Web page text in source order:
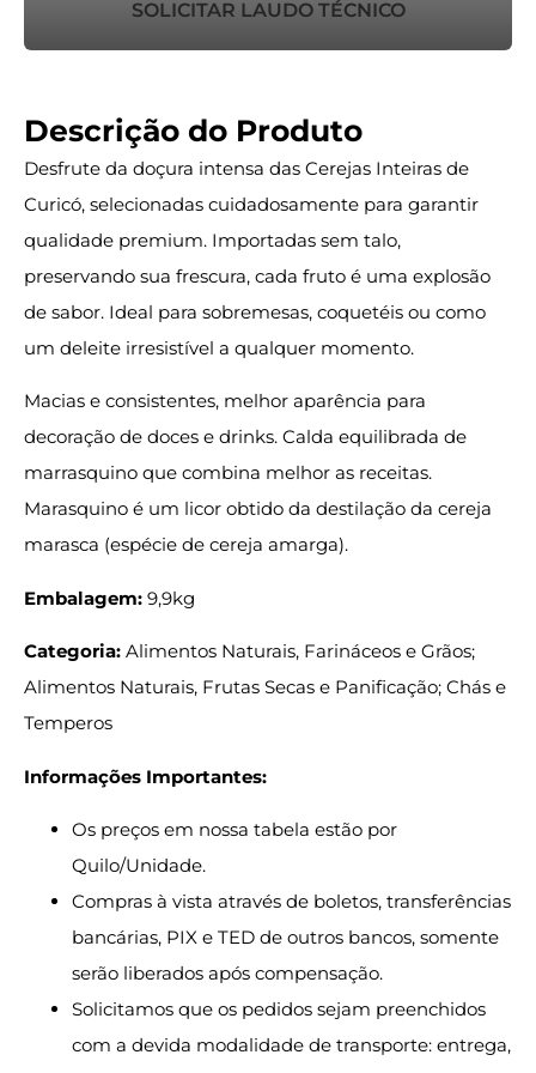
SOLICITAR LAUDO TÉCNICO
Descrição do Produto
Desfrute da doçura intensa das Cerejas Inteiras de
Curicó, selecionadas cuidadosamente para garantir
qualidade premium. Importadas sem talo,
preservando sua frescura, cada fruto é uma explosão
de sabor. Ideal para sobremesas, coquetéis ou como
um deleite irresistível a qualquer momento.
Macias e consistentes, melhor aparência para
decoração de doces e drinks. Calda equilibrada de
marrasquino que combina melhor as receitas.
Marasquino é um licor obtido da destilação da cereja
marasca (espécie de cereja amarga).
Embalagem: 9,9kg
Categoria: Alimentos Naturais, Farináceos e Grãos;
Alimentos Naturais, Frutas Secas e Panificação; Chás e
Temperos
Informações Importantes:
Os preços em nossa tabela estão por
Quilo/Unidade.
Compras à vista através de boletos, transferências
bancárias, PIX e TED de outros bancos, somente
serão liberados após compensação.
Solicitamos que os pedidos sejam preenchidos
com a devida modalidade de transporte: entrega,